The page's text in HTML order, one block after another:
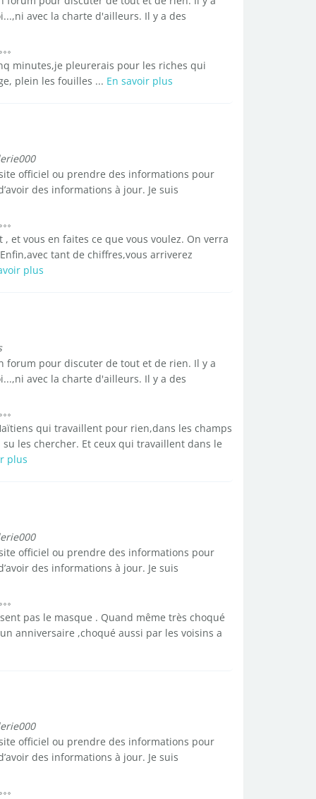
avec la charte d'ailleurs. Il y a des
minutes,je pleurerais pour les riches qui
plein les fouilles ... En savoir plus
officiel ou prendre des informations pour
des informations à jour. Je suis
et vous en faites ce que vous voulez. On verra
tant de chiffres,vous arriverez
plus
forum pour discuter de tout et de rien. Il y a
avec la charte d'ailleurs. Il y a des
qui travaillent pour rien,dans les champs
su les chercher. Et ceux qui travaillent dans le
plus
officiel ou prendre des informations pour
des informations à jour. Je suis
pas le masque . Quand même très choqué
anniversaire ,choqué aussi par les voisins a
officiel ou prendre des informations pour
des informations à jour. Je suis